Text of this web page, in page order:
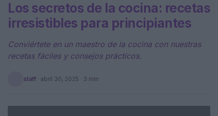
Los secretos de la cocina: recetas
irresistibles para principiantes
Conviértete en un maestro de la cocina con nuestras
recetas fáciles y consejos prácticos.
staff · abril 30, 2025 · 3 min